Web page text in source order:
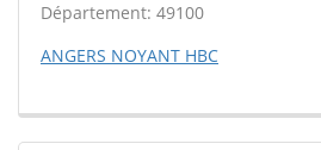
Département: 49100
ANGERS NOYANT HBC